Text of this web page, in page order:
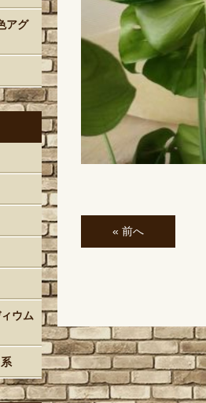
« 前へ
アグ
ウム